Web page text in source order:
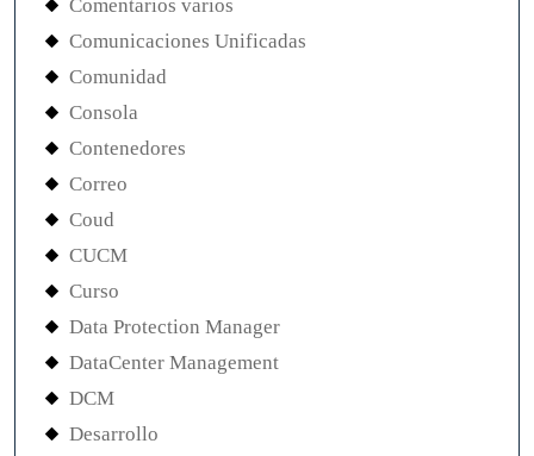
Comentarios varios
Comunicaciones Unificadas
Comunidad
Consola
Contenedores
Correo
Coud
CUCM
Curso
Data Protection Manager
DataCenter Management
DCM
Desarrollo